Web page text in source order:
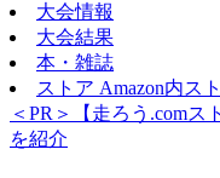
大会情報
大会結果
本・雑誌
ストア Amazon内ス
＜PR＞【走ろう.com
を紹介